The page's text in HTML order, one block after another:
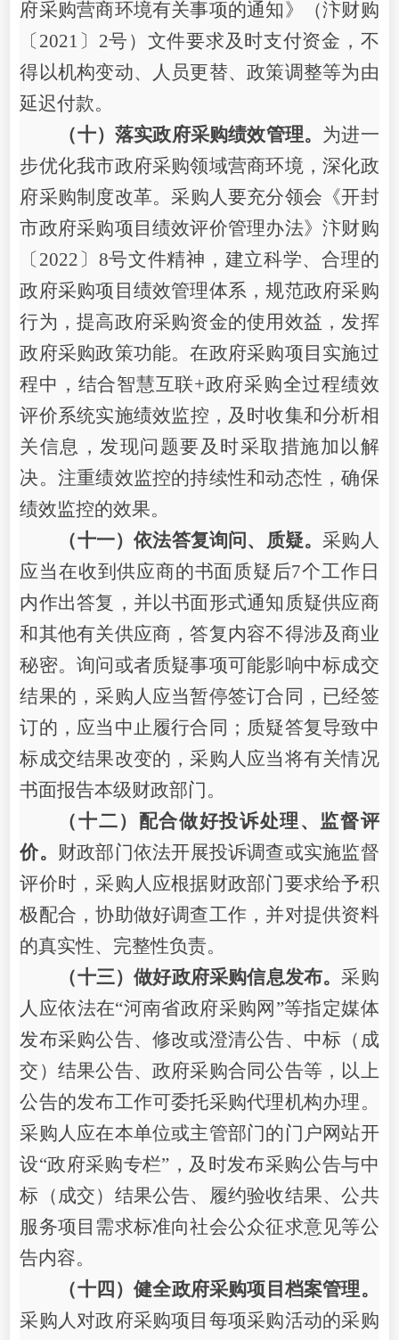
府采购营商环境有关事项的通知》（汴财购
〔 2021 〕 2号）文件要求及时支付资金，不
得以机构变动、人员更替、政策调整等为由
延迟付款。
（十）落实政府采购绩效管理。 为进一
步优化我市政府采购领域营商环境，深化政
府采购制度改革。 采购人要充分领会 《开封
市政府采购项目绩效评价管理办法》汴财购
〔 2022 〕 8号文件精神， 建立科学、合理的
政府采购项目绩效管理体系，规范政府采购
行为，提高政府采购资金的使用效益，发挥
政府采购政策功能。在政府采购项目实施过
程中，结合智慧互联+政府采购全过程绩效
评价系统实施绩效监控，及时收集和分析相
关信息，发现问题要及时采取措施加以解
决。注重绩效监控的持续性和动态性，确保
绩效监控的效果。
（十一）依法答复询问、质疑。 采购人
应当在收到供应商的书面质疑后7个工作日
内作出答复，并以书面形式通知质疑供应商
和其他有关供应商，答复内容不得涉及商业
秘密。询问或者质疑事项可能影响中标成交
结果的，采购人应当暂停签订合同，已经签
订的，应当中止履行合同；质疑答复导致中
标成交结果改变的，采购人应当将有关情况
书面报告本级财政部门。
（十二）配合做好投诉处理、监督评
价。 财政部门依法开展投诉调查或实施监督
评价时，采购人应根据财政部门要求给予积
极配合，协助做好调查工作，并对提供资料
的真实性、完整性负责。
（十三）做好政府采购信息发布。 采购
人应依法在“河南省政府采购网”等指定媒体
发布采购公告、修改或澄清公告、中标（成
交）结果公告、政府采购合同公告等，以上
公告的发布工作可委托采购代理机构办理。
采购人应在本单位或主管部门的门户网站开
设“政府采购专栏”，及时发布采购公告与中
标（成交）结果公告、履约验收结果、公共
服务项目需求标准向社会公众征求意见等公
告内容。
（十四）健全政府采购项目档案管理。
采购人对政府采购项目每项采购活动的采购